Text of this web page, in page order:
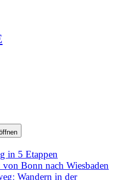
in 5 Etappen
von Bonn nach Wiesbaden
Wandern in der